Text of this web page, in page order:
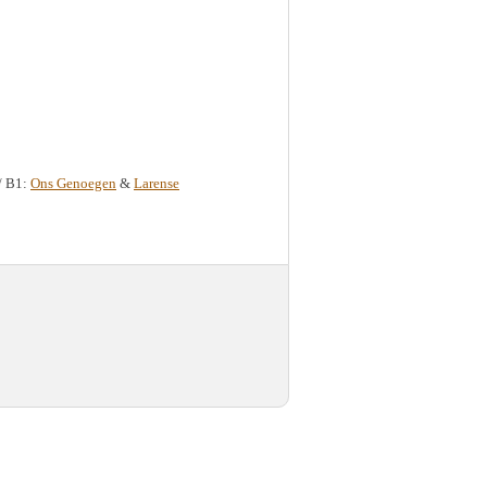
B1: Ons Genoegen & Larense